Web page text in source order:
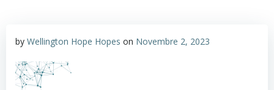
by Wellington Hope Hopes on Novembre 2, 2023